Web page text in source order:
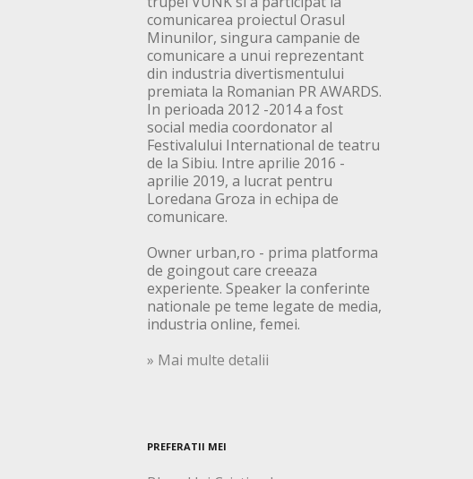
comunicarea proiectul Orasul
Minunilor, singura campanie de
comunicare a unui reprezentant
din industria divertismentului
premiata la Romanian PR AWARDS.
In perioada 2012 -2014 a fost
social media coordonator al
Festivalului International de teatru
de la Sibiu. Intre aprilie 2016 -
aprilie 2019, a lucrat pentru
Loredana Groza in echipa de
comunicare.
Owner urban,ro - prima platforma
de goingout care creeaza
experiente. Speaker la conferinte
nationale pe teme legate de media,
industria online, femei.
» Mai multe detalii
PREFERATII MEI